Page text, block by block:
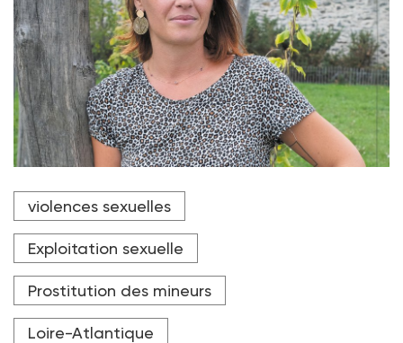
Léa Messina coordonne le dispositif Alba, qui
accompagne de façon globale les mineurs victimes
Crédit photo Armandine Penna
violences sexuelles
Exploitation sexuelle
Prostitution des mineurs
Loire-Atlantique